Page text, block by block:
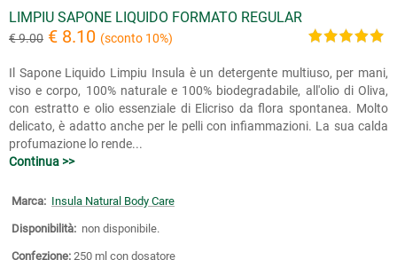
LIMPIU SAPONE LIQUIDO FORMATO REGULAR
€ 9.00 € 8.10 (sconto 10%)
Il Sapone Liquido Limpiu Insula è un detergente multiuso, per mani,
viso e corpo, 100% naturale e 100% biodegradabile, all'olio di Oliva,
con estratto e olio essenziale di Elicriso da flora spontanea. Molto
delicato, è adatto anche per le pelli con infiammazioni. La sua calda
profumazione lo rende...
Continua >>
Marca: Insula Natural Body Care
Disponibilità: non disponibile.
Confezione: 250 ml con dosatore